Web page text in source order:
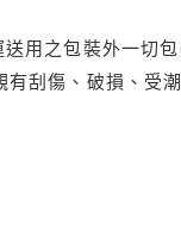
用之包裝外一切
刮傷、破損、受